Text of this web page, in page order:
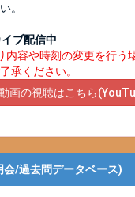
。
ブ配信中
内容や時刻の変更を行う
承ください。
画の視聴はこちら
会/過去問データベース)